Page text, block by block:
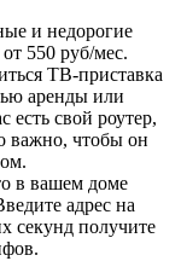
и недорогие
550 руб/мес.
ТВ-приставка
аренды или
есть свой роутер,
важно, чтобы он
в вашем доме
адрес на
секунд получите